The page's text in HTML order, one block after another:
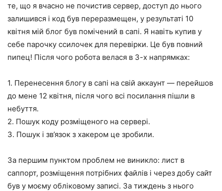
те, що я вчасно не почистив сервер, доступ до нього
залишився і код був переразмещен, у результаті 10
квітня мій блог був помічений в сапі. Я навіть купив у
себе парочку ссилочек для перевірки. Це був повний
пипец! Після чого робота велася в 3-х напрямках:
1. Перенесення блогу в сапі на свій аккаунт — перейшов
до мене 12 квітня, після чого всі посилання пішли в
небуття.
2. Пошук коду розміщеного на сервері.
3. Пошук і зв’язок з хакером це зробили.
За першим пунктом проблем не виникло: лист в
саппорт, розміщення потрібних файлів і через добу сайт
був у моєму обліковому записі. За тиждень з нього